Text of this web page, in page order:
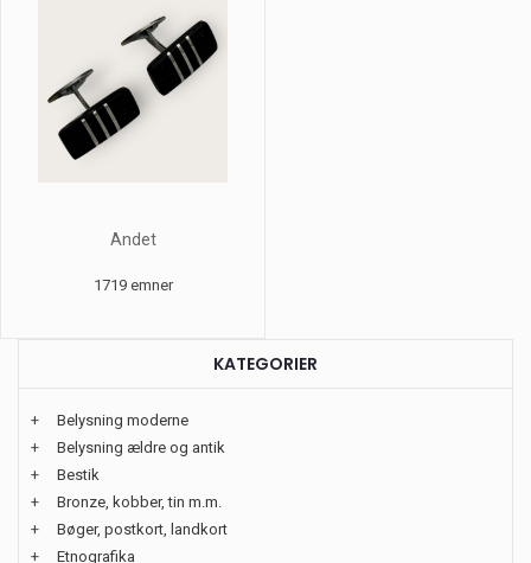
Andet
1719 emner
KATEGORIER
+
Belysning moderne
+
Belysning ældre og antik
+
Bestik
+
Bronze, kobber, tin m.m.
+
Bøger, postkort, landkort
+
Etnografika